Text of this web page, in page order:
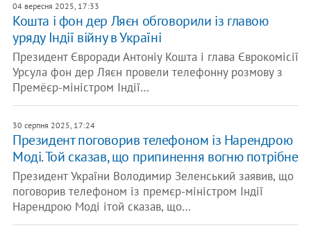
04 вересня 2025, 17:33
Кошта і фон дер Ляєн обговорили із главою
уряду Індії війну в Україні
Президент Євроради Антоніу Кошта і глава Єврокомісії
Урсула фон дер Ляєн провели телефонну розмову з
Премёєр-міністром Індії…
30 серпня 2025, 17:24
Президент поговорив телефоном із Нарендрою
Моді. Той сказав, що припинення вогню потрібне
Президент України Володимир Зеленський заявив, що
поговорив телефоном із премєр-міністром Індії
Нарендрою Моді ітой сказав, що…